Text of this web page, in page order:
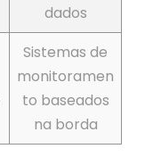
dados
Sistemas de
monitoramen
to baseados
na borda